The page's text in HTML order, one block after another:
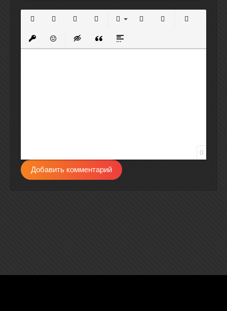
Вставить защищенную ссылку
Вставить смайлик
Вставка скрытого текста
Вставка цитаты
Вставка спойлера
0
Добавить комментарий